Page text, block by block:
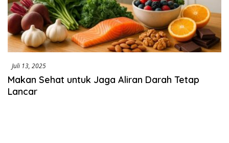
Juli 13, 2025
Makan Sehat untuk Jaga Aliran Darah Tetap
Lancar